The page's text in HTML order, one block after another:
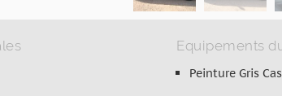
Equipements
Peinture Gris